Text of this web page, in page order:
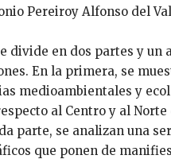
Pereiroy Alfonso del
divide en dos partes y un
En la primera, se
medioambientales y
al Centro y al Norte
parte, se analizan una
que ponen de